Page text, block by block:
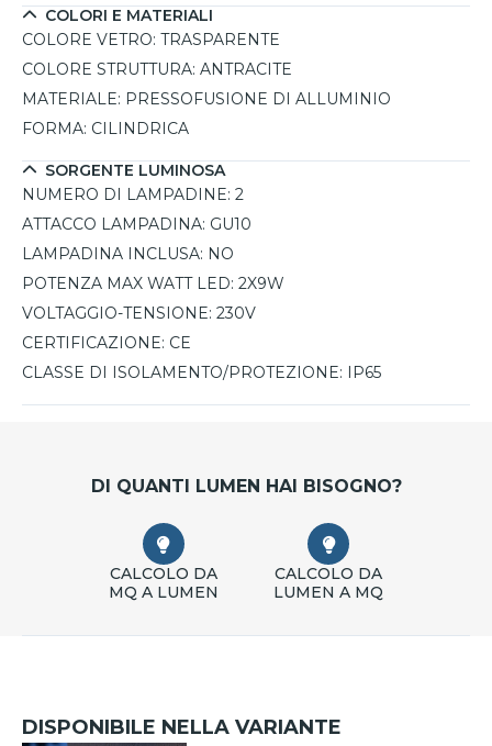
COLORI E MATERIALI
COLORE VETRO: TRASPARENTE
COLORE STRUTTURA: ANTRACITE
MATERIALE: PRESSOFUSIONE DI ALLUMINIO
FORMA: CILINDRICA
SORGENTE LUMINOSA
NUMERO DI LAMPADINE: 2
ATTACCO LAMPADINA: GU10
LAMPADINA INCLUSA: NO
POTENZA MAX WATT LED: 2X9W
VOLTAGGIO-TENSIONE: 230V
CERTIFICAZIONE: CE
CLASSE DI ISOLAMENTO/PROTEZIONE:
IP65
DI QUANTI LUMEN HAI BISOGNO?
CALCOLO DA
MQ A LUMEN
CALCOLO DA
LUMEN A MQ
DISPONIBILE NELLA VARIANTE